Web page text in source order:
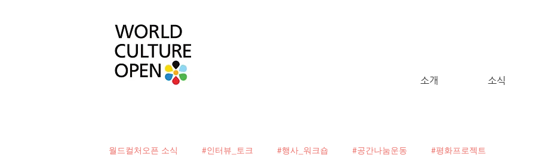
소개 소식
월드컬처오픈 소식 #인터뷰_토크 #행사_워크숍 #공간나눔운동 #평화프로젝트